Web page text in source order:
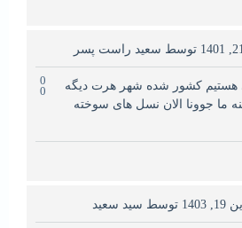
توسط سعید راست پسر
0
0
هستیم کشور شده شهر هرت دیگه
ما جوونا الان نسل های سوخته
توسط سید سعید